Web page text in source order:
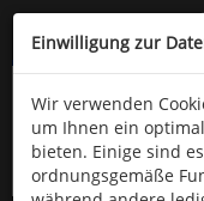
Kompletten Head
Einwilligung zur
Wir verwenden
um Ihnen ein
bieten. Einige sind
ordnungsgemäße